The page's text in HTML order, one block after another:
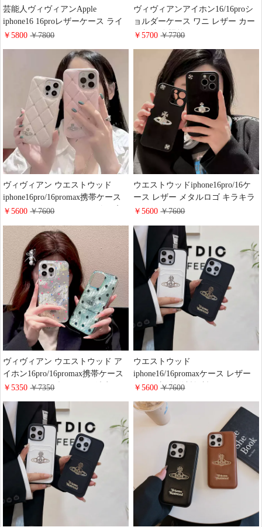
芸能人ヴィヴィアンApple
iphone16 16proレザーケース ライ
ンストーン付き キラキラ Vivienne
カバー レデイース おしゃれ (ブラ
ック/ホワイト/レッド/ピンク)
￥5800￥7800
ヴィヴィアンアイホン16/16proシ
ョルダーケース ワニ レザー カー
ド収納 多機能 vivienne westwood
掛け レデイース おしゃれ 正規品
ブランドiphone14pro/13カバー 落
下防止
￥5700￥7700
ヴィヴィアン ウエストウッド
iphone16pro/16promax携帯ケース
キラキラ ラインストーン付き 高
ーケース 菱形紋 ステッチ レデイ
ース ヴィヴィアンアイホン
14pro/13スマホケースソフト 耐衝
撃 ファッション
￥5600￥7600
ウエストウッドiphone16pro/16ケ
ース レザー メタルロゴ キラキラ
vivienne westwood
ストーン付き ブランド
iphone14/13携帯ケース丈夫 可愛い
￥5600￥7600
ヴィヴィアン ウエストウッド ア
イホン16pro/16promax携帯ケース
スーツケース型 カラフル波点
場 vivienne westwood風
iphone14/13proケース 耐衝撃 大人
かわいい
￥5350￥7350
ウエストウッド
iphone16/16promaxケース レザー
カード収納 送料無料 vivienne
ス 土星のパターン 可愛い アイフ
ォン14pro/13スマホケース レデイ
￥5600￥7600